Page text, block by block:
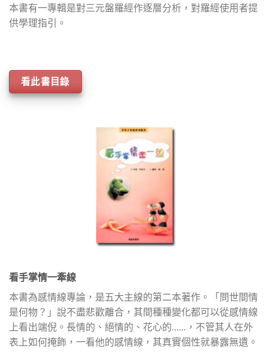
本書有一專輯是對三元盤羅經作逐層分析，對羅經使用者提
供學理指引。
看此書目錄
看手掌情一牽線
本書為感情線專論，是五大主線的第二本著作。「問世間情
是何物？」說不盡悲歡離合，其間種種變化都可以從感情線
上看出端倪。長情的、絕情的、花心的……，不管其人在外
表上如何掩飾，一看他的感情線，其真實個性就暴露無遺。